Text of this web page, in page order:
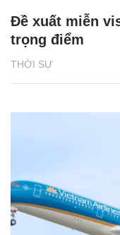
THỜI SỰ
Đề xuất miễn
trọng điểm